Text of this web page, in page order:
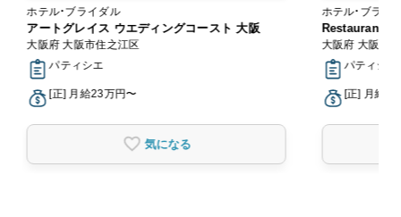
ホテル・ブライダル
アートグレイス ウエディングコースト 大阪
大阪府 大阪市住之江区
パティシエ
[正] 月給23万円〜
気になる
Restaurant
大阪府 大阪市
パティシエ
[正] 月給